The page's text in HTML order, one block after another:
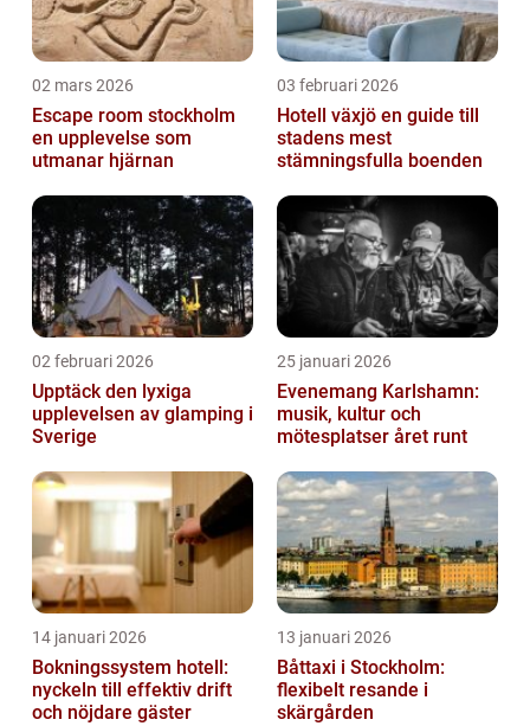
02 mars 2026
Escape room stockholm
en upplevelse som
utmanar hjärnan
03 februari 2026
Hotell växjö en guide till
stadens mest
stämningsfulla boenden
02 februari 2026
Upptäck den lyxiga
upplevelsen av glamping i
Sverige
25 januari 2026
Evenemang Karlshamn:
musik, kultur och
mötesplatser året runt
14 januari 2026
Bokningssystem hotell:
nyckeln till effektiv drift
och nöjdare gäster
13 januari 2026
Båttaxi i Stockholm:
flexibelt resande i
skärgården